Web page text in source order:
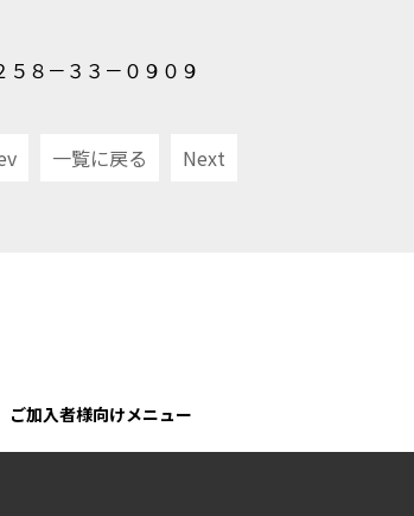
８－３３－０９０９
一覧に戻る Next
ご加入者様向けメニュー